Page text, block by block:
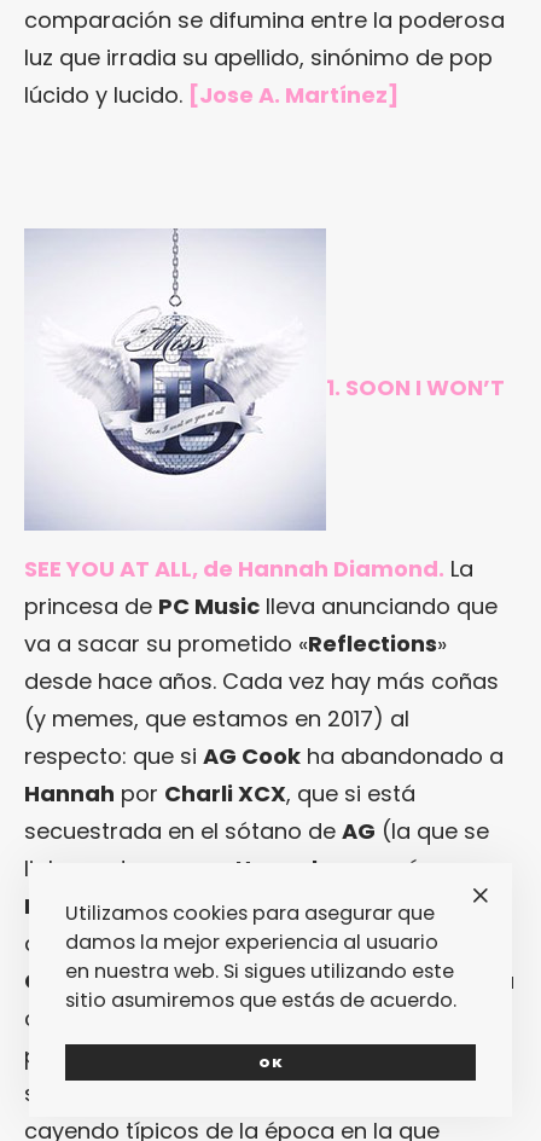
comparación se difumina entre la poderosa
luz que irradia su apellido, sinónimo de pop
lúcido y lucido. [Jose A. Martínez]
1. SOON I WON’T
SEE YOU AT ALL, de Hannah Diamond. La
princesa de PC Music lleva anunciando que
va a sacar su prometido «Reflections»
desde hace años. Cada vez hay más coñas
(y memes, que estamos en 2017) al
respecto: que si AG Cook ha abandonado a
Hannah por Charli XCX, que si está
secuestrada en el sótano de AG (la que se
liaba cada vez que Hannah
aparecía en un
Instagramstories deAG Cook). A mitades
de diciembre,AGproduce «Unlock It» de
Charli XCXcomo adelanto a su mixtape, y la
comunidad pecemusiquera se queda de
piedra y empiezan las especulaciones: no
solo tiene los samples de moneditas
cayendo típicos de la época en la que
Utilizamos cookies para asegurar que
damos la mejor experiencia al usuario
en nuestra web. Si sigues utilizando este
sitio asumiremos que estás de acuerdo.
OK